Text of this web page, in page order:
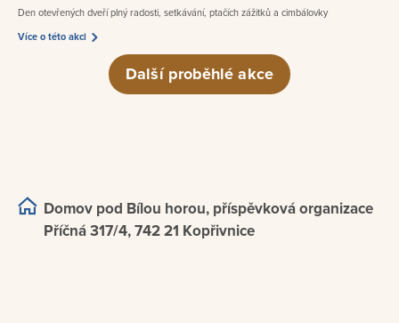
Den otevřených dveří plný radosti, setkávání, ptačích zážitků a cimbálovky
Více o této akci
Další proběhlé akce
Domov pod Bílou horou, příspěvková organizace
Příčná 317/4, 742 21 Kopřivnice